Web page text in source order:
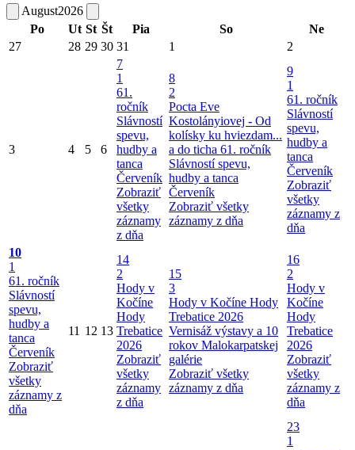
August2026
Po
Ut St Št Pia So
Ne
27
28 29 30 31 1 2
3 4 5 6
7
1
61.
ročník
Slávností
spevu,
hudby a
tanca
Červeník
Zobraziť
všetky
záznamy
z dňa
8
2
Pocta Eve
Kostolányiovej - Od
kolísky ku hviezdam...
a do ticha 61. ročník
Slávností spevu,
hudby a tanca
Červeník
Zobraziť všetky
záznamy z dňa
9
1
61. ročník
Slávností
spevu,
hudby a
tanca
Červeník
Zobraziť
všetky
záznamy z
dňa
10
1
61. ročník
Slávností
spevu,
hudby a
tanca
Červeník
Zobraziť
všetky
záznamy z
dňa
11 12 13
14
2
Hody v
Kočíne
Hody
Trebatice
2026
Zobraziť
všetky
záznamy
z dňa
15
3
Hody v Kočíne Hody
Trebatice 2026
Vernisáž výstavy a 10
rokov Malokarpatskej
galérie
Zobraziť všetky
záznamy z dňa
16
2
Hody v
Kočíne
Hody
Trebatice
2026
Zobraziť
všetky
záznamy z
dňa
23
1